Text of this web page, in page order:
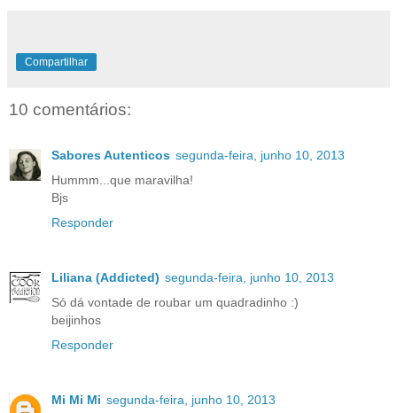
Compartilhar
10 comentários:
Sabores Autenticos segunda-feira, junho 10, 2013
Hummm...que maravilha!
Bjs
Responder
Liliana (Addicted) segunda-feira, junho 10, 2013
Só dá vontade de roubar um quadradinho :)
beijinhos
Responder
Mi Mi Mi segunda-feira, junho 10, 2013